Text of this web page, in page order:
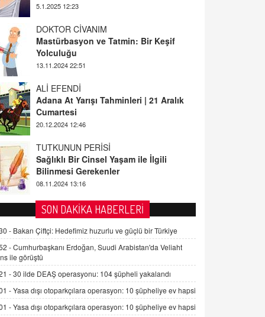
5.1.2025 12:23
DOKTOR CİVANIM
Mastürbasyon ve Tatmin: Bir Keşif
Yolculuğu
13.11.2024 22:51
ALİ EFENDİ
Adana At Yarışı Tahminleri | 21 Aralık
Cumartesi
20.12.2024 12:46
TUTKUNUN PERİSİ
Sağlıklı Bir Cinsel Yaşam ile İlgili
Bilinmesi Gerekenler
08.11.2024 13:16
FARUK ÖNALAN
Tezkere Onaylanmasaydı…
2 Kasım 2021 Salı 00:11
AV. DOĞAN CAN DOĞAN
Kişisel verilerin korunması ve dijital
hukukun gelişimi
15.09.2025 16:17
SON DAKİKA HABERLERİ
- Bakan Çiftçi: Hedefimiz huzurlu ve güçlü bir Türkiye
-Cumhurbaşkanı Erdoğan, Suudi Arabistan'da Veliaht
ile görüştü
-30 ilde DEAŞ operasyonu: 104 şüpheli yakalandı
-Yasa dışı otoparkçılara operasyon: 10 şüpheliye ev hapsi
-Yasa dışı otoparkçılara operasyon: 10 şüpheliye ev hapsi